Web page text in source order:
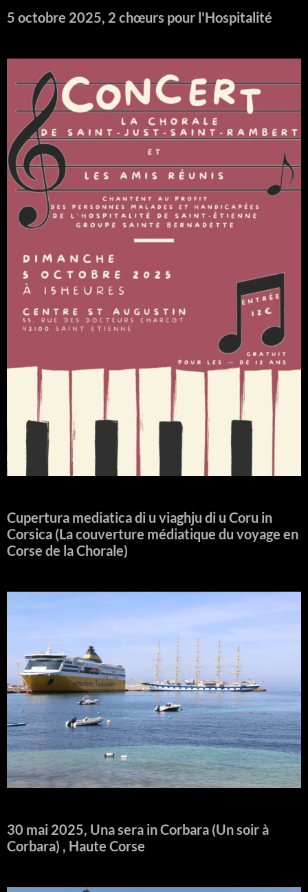
5 octobre 2025, 2 chœurs pour l'Hospitalité
Cupertura mediatica di u viaghju di u Coru in
Corsica (La couverture médiatique du voyage en
Corse de la Chorale)
30 mai 2025, Una sera in Corbara (Un soir à
Corbara) , Haute Corse